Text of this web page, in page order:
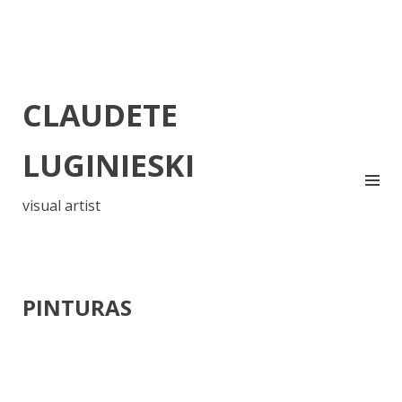
CLAUDETE
LUGINIESKI
visual artist
PINTURAS